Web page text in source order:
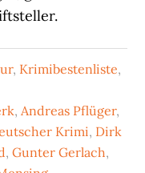
, Krimibestenliste,
, Andreas Pflüger,
Krimi, Dirk
,Gunter Gerlach,